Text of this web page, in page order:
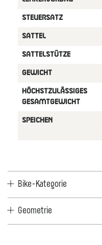
STEUERSATZ
SATTEL
SATTELSTüTZE
GEWICHT
HöCHSTZULäSSIGES
GESAMTGEWICHT
SPEICHEN
Bike-Kategorie
Geometrie